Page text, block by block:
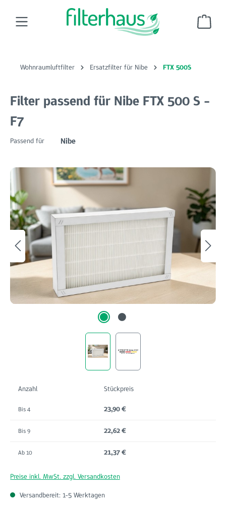
Zum Hauptinhalt springen
Wohnraumluftfilter Ersatzfilter für Nibe FTX 500S
Filter passend für Nibe FTX 500 S -
F7
Passend für Nibe
Bildergalerie überspringen
Anzahl Stückpreis
Bis4 23,90 €
Bis9 22,62 €
Ab10 21,37 €
Preise inkl. MwSt. zzgl. Versandkosten
Versandbereit: 1-5 Werktagen